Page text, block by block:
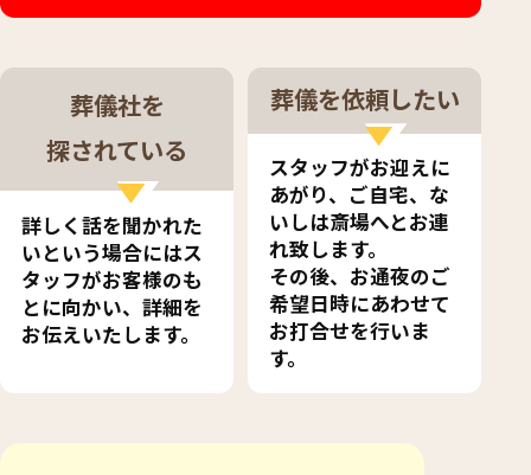
葬儀社を
探されている
詳しく話を聞かれた
いという場合にはス
タッフがお客様のも
とに向かい、詳細を
お伝えいたします。
葬儀を依頼したい
スタッフがお迎えに
あがり、ご自宅、な
いしは斎場へとお連
れ致します。
その後、お通夜のご
希望日時にあわせて
お打合せを行いま
す。